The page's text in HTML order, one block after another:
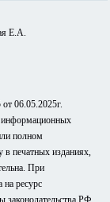
Е.А.
06.05.2025г.
информационных
полном
в печатных изданиях,
При
на ресурс
законодательства РФ